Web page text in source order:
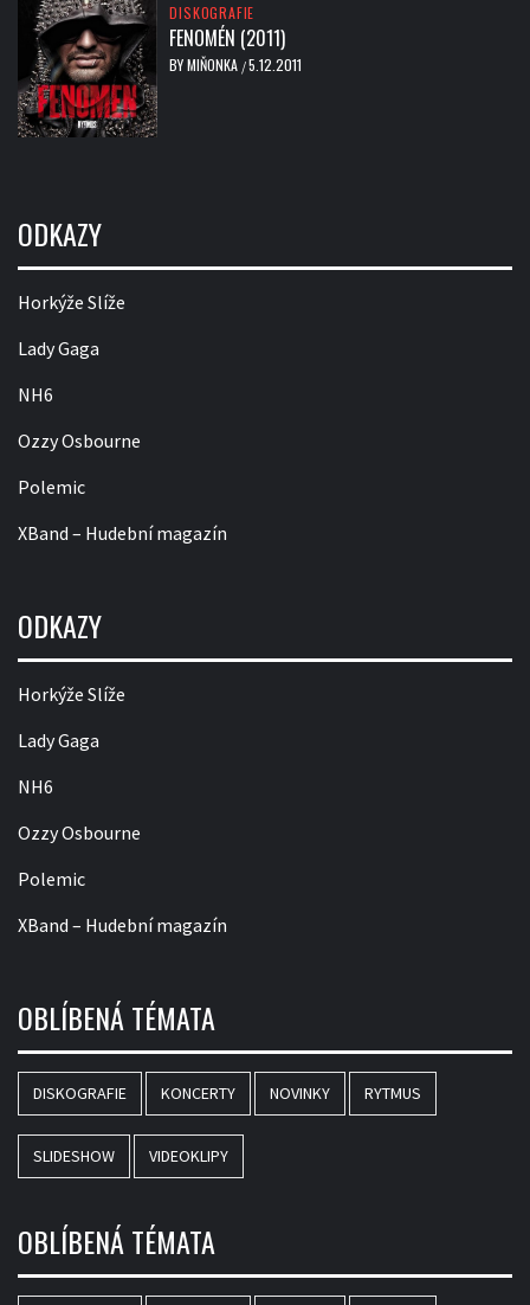
DISKOGRAFIE
FENOMÉN (2011)
BYMIŇONKA /5.12.2011
ODKAZY
Horkýže Slíže
Lady Gaga
NH6
Ozzy Osbourne
Polemic
XBand – Hudební magazín
ODKAZY
Horkýže Slíže
Lady Gaga
NH6
Ozzy Osbourne
Polemic
XBand – Hudební magazín
OBLÍBENÁ TÉMATA
DISKOGRAFIE KONCERTY NOVINKY RYTMUS
SLIDESHOW VIDEOKLIPY
OBLÍBENÁ TÉMATA